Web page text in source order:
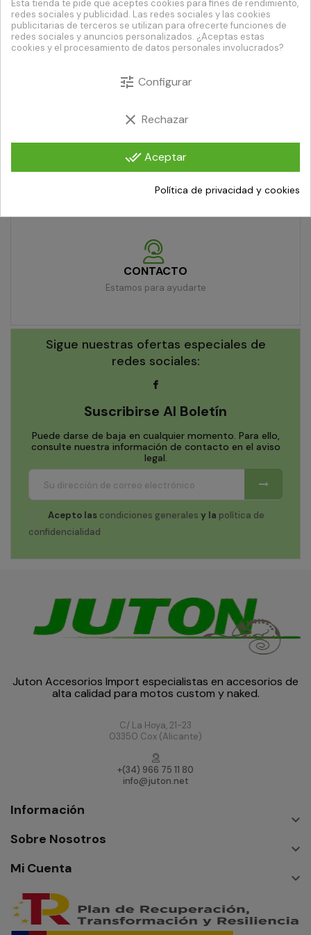
ENVÍO URGENTE
PAGO SEGURO
DEVOLUCIÓN DE 7 DÍAS
CONTACTO
Estamos para ayudarte
Sigue nuestras ofertas especiales de
redes sociales:
Suscribirse Al Boletín
Puede darse de baja en cualquier momento. Para ello,
consulte nuestra información de contacto en el aviso
legal.
Acepto las condiciones generales y la política de
confidencialidad
Juton Accesorios Import especialistas en accesorios de
alta calidad para motos custom y naked.
C/ La Hoya, 21-23
03350 Cox (Alicante)
+(34) 966 75 11 80
info@juton.net
Información

Sobre Nosotros

Mi Cuenta

Esta tienda te pide que aceptes cookies para fines de rendimiento,
redes sociales y publicidad. Las redes sociales y las cookies
publicitarias de terceros se utilizan para ofrecerte funciones de
redes sociales y anuncios personalizados. ¿Aceptas estas
cookies y el procesamiento de datos personales involucrados?
tune Configurar
clear Rechazar
done_all Aceptar
Política de privacidad y cookies